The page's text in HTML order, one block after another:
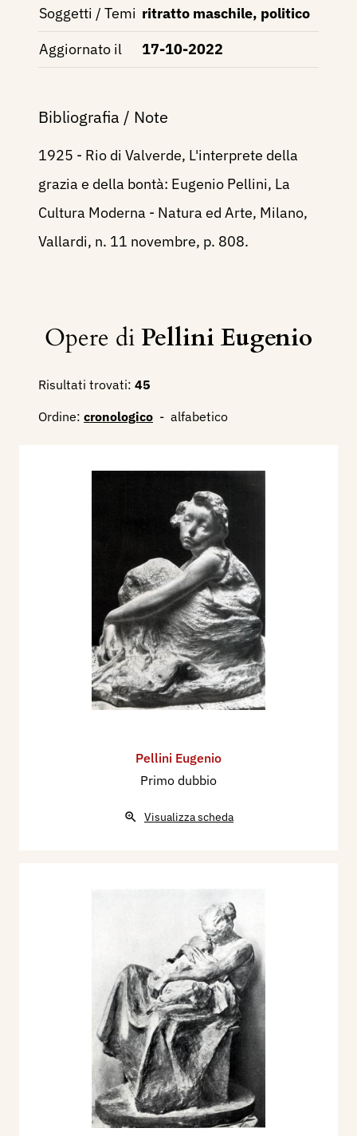
Soggetti / Temi ritratto maschile, politico
Aggiornato il
17-10-2022
Bibliografia / Note
1925 - Rio di Valverde, L'interprete della
grazia e della bontà: Eugenio Pellini, La
Cultura Moderna - Natura ed Arte, Milano,
Vallardi, n. 11 novembre, p. 808.
Opere diPellini Eugenio
Risultati trovati: 45
Ordine: cronologico - alfabetico
Pellini Eugenio
Primo dubbio
Visualizza scheda